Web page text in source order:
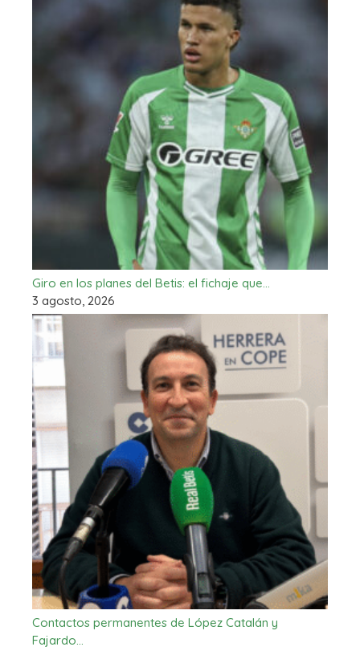
Giro en los planes del Betis: el fichaje que…
3 agosto, 2026
Contactos permanentes de López Catalán y
Fajardo…